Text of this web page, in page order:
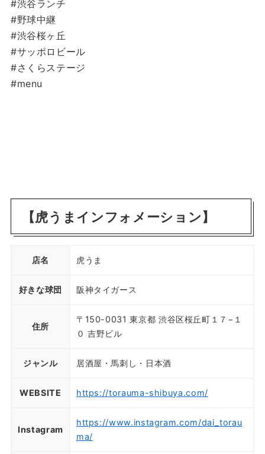
#渋谷ランチ
#野球中継
#渋谷桜ヶ丘
#サッポロビール
#さくらステージ
#menu
【虎うまインフォメーション】
店名 虎うま
好きな球団 阪神タイガース
住所
〒150-0031 東京都 渋谷区桜丘町１７−１
０ 吉野ビル
ジャンル 居酒屋・馬刺し・日本酒
WEBSITE https://torauma-shibuya.com/
Instagram
https://www.instagram.com/dai_torau
ma/